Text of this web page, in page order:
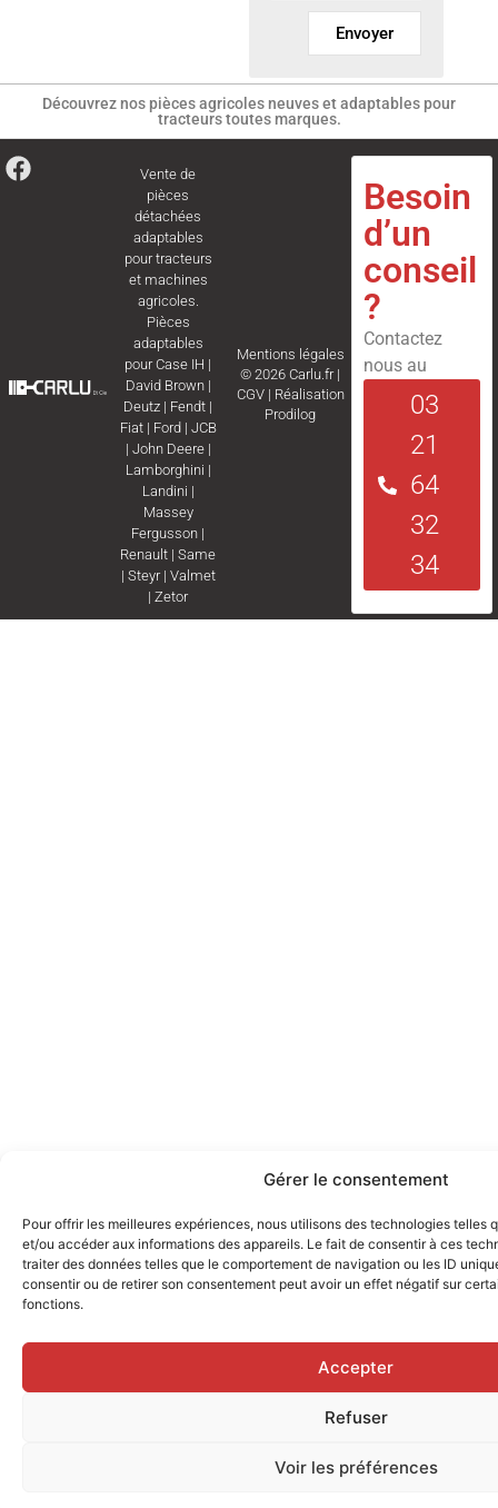
Gérer le consentement
Pour offrir les meilleures expériences, nous utilisons des technologies telles
et/ou accéder aux informations des appareils. Le fait de consentir à ces
traiter des données telles que le comportement de navigation ou les ID
consentir ou de retirer son consentement peut avoir un effet négatif sur
fonctions.
Accepter
Refuser
Voir les préférences
Envoyer
Découvrez nos pièces agricoles neuves et adaptables pour
tracteurs toutes marques.
Vente de
pièces
détachées
adaptables
pour tracteurs
et machines
agricoles.
Pièces
adaptables
pourCase IH |
David Brown|
Deutz | Fendt |
Fiat| Ford | JCB
| John Deere|
Lamborghini |
Landini |
Massey
Fergusson |
Renault |Same
| Steyr| Valmet
|Zetor
Mentions légales
© 2026 Carlu.fr |
CGV| Réalisation
Prodilog
Besoin
d’un
conseil
?
Contactez
nous au
03
21
64
32
34